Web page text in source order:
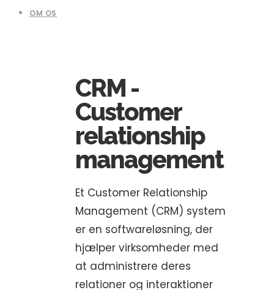
OM OS
CRM -
Customer
relationship
management
Et Customer Relationship
Management (CRM) system
er en softwareløsning, der
hjælper virksomheder med
at administrere deres
relationer og interaktioner